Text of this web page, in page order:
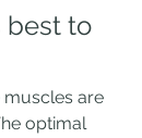
best to
are
optimal